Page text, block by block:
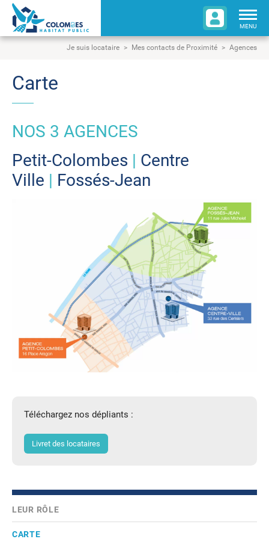
MENU
Je suis locataire Mes contacts de Proximité Agences
Carte
NOS 3 AGENCES
Petit-Colombes | Centre
Ville | Fossés-Jean
Téléchargez nos dépliants :
Livret des locataires
LEUR RÔLE
CARTE